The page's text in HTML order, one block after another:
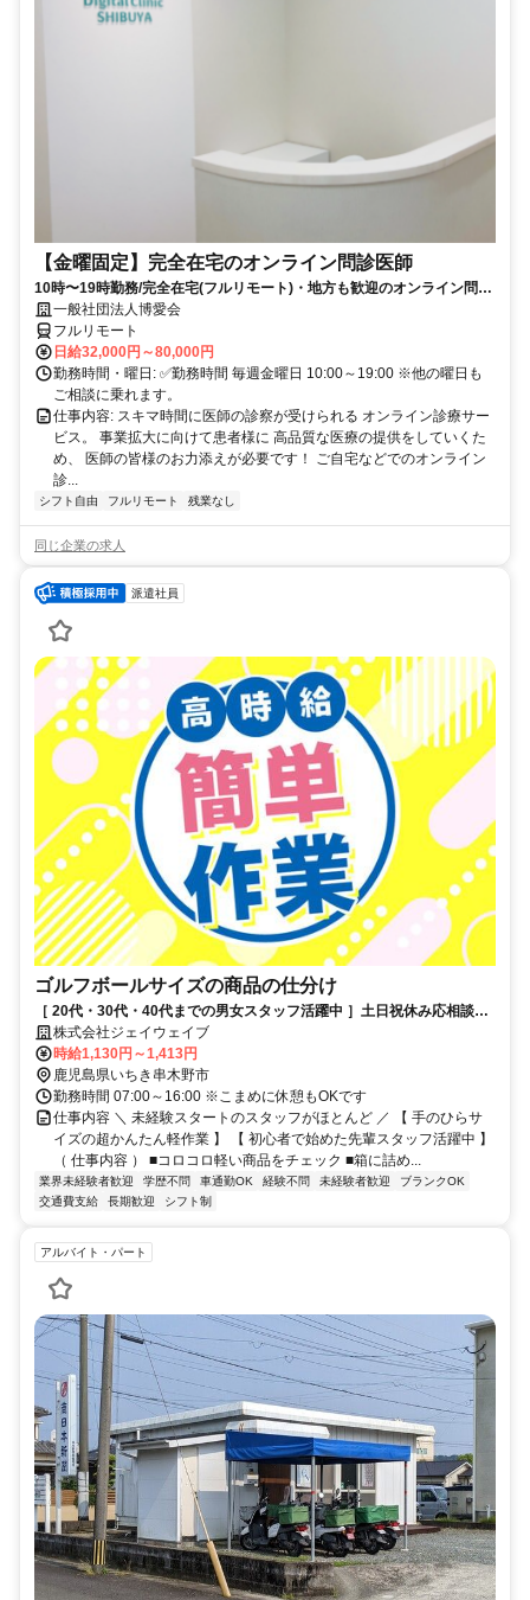
【金曜固定】完全在宅のオンライン問診医師
10時〜19時勤務/完全在宅(フルリモート)・地方も歓迎のオンライン問診
業務一般社団法人博愛会
フルリモート
日給32,000円～80,000円
勤務時間・曜日: ✅勤務時間 毎週金曜日 10:00～19:00 ※他の曜日も
ご相談に乗れます。
仕事内容: スキマ時間に医師の診察が受けられる オンライン診療サー
ビス。 事業拡大に向けて患者様に 高品質な医療の提供をしていくた
め、 医師の皆様のお力添えが必要です！ ご自宅などでのオンライン
診...
シフト自由 フルリモート 残業なし
同じ企業の求人
派遣社員
ゴルフボールサイズの商品の仕分け
［ 20代・30代・40代までの男女スタッフ活躍中 ］土日祝休み応相談！
終わりは16：００で夜勤なし
株式会社ジェイウェイブ
時給1,130円～1,413円
鹿児島県いちき串木野市
勤務時間 07:00～16:00 ※こまめに休憩もOKです
仕事内容 ＼ 未経験スタートのスタッフがほとんど ／ 【 手のひらサ
イズの超かんたん軽作業 】 【 初心者で始めた先輩スタッフ活躍中 】
（ 仕事内容 ） ■コロコロ軽い商品をチェック ■箱に詰め...
業界未経験者歓迎 学歴不問 車通勤OK 経験不問 未経験者歓迎
ブランクOK
交通費支給
長期歓迎 シフト制
アルバイト・パート